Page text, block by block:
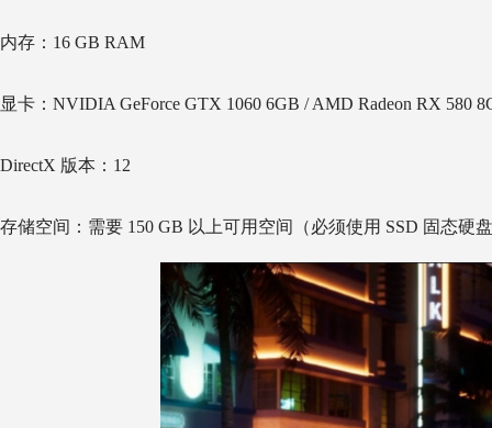
内存：16 GB RAM
显卡：NVIDIA GeForce GTX 1060 6GB / AMD Radeon RX 580
DirectX 版本：12
存储空间：需要 150 GB 以上可用空间（必须使用 SSD 固态硬